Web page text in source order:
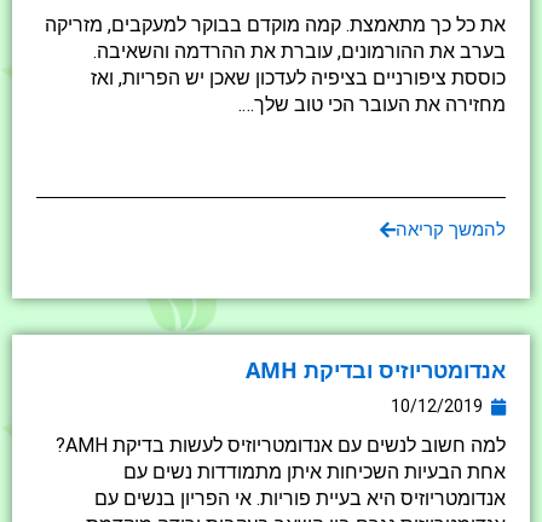
את כל כך מתאמצת. קמה מוקדם בבוקר למעקבים, מזריקה
בערב את ההורמונים, עוברת את ההרדמה והשאיבה.
כוססת ציפורניים בציפיה לעדכון שאכן יש הפריות, ואז
מחזירה את העובר הכי טוב שלך….
להמשך קריאה
אנדומטריוזיס ובדיקת AMH
10/12/2019
למה חשוב לנשים עם אנדומטריוזיס לעשות בדיקת AMH?
אחת הבעיות השכיחות איתן מתמודדות נשים עם
אנדומטריוזיס היא בעיית פוריות. אי הפריון בנשים עם